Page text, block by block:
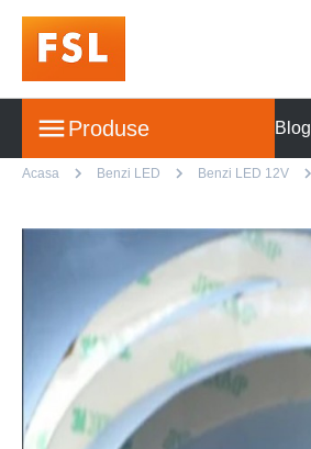
Produse Blog
Acasa Benzi LED Benzi LED 12V